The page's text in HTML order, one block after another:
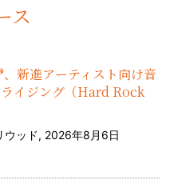
ス
新進アーティスト向け音
イジング（Hard Rock
ウッド, 2026年8月6日